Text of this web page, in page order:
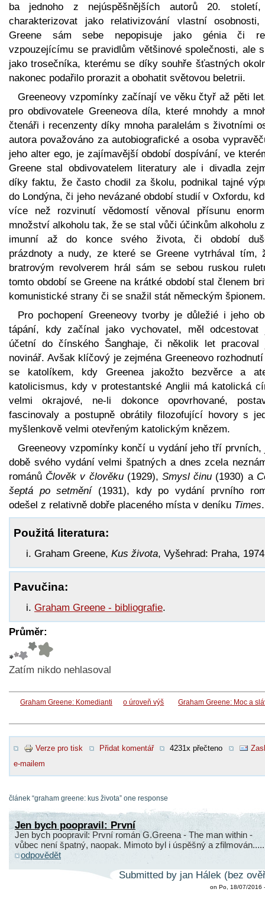
ba jednoho z nejúspěšnějších autorů 20.
charakterizovat jako relativizování vlastní
Greene sám sebe nepopisuje jako génia či
vzpouzejícímu se pravidlům většinové společnosti, ale
jako trosečníka, kterému se díky souhře šťastných
nakonec podařilo prorazit a obohatit světovou beletrii.
Greeneovy vzpomínky začínají ve věku čtyř až pěti
pro obdivovatele Greeneova díla, které mnohdy a
čtenáři i recenzenty díky mnoha paralelám s životními
autora považováno za autobiografické a osoba
jeho alter ego, je zajímavější období dospívání, ve
Greene stal obdivovatelem literatury ale i divadla
díky faktu, že často chodil za školu, podnikal tajné
do Londýna, či jeho nevázané období studií v Oxfordu,
více než rozvinutí vědomostí věnoval přísunu
množství alkoholu tak, že se stal vůči účinkům alkoholu
imunní až do konce svého života, či období
prázdnoty a nudy, ze které se Greene vytrhával tím,
bratrovým revolverem hrál sám se sebou ruskou
tomto období se Greene na krátké období stal členem
komunistické strany či se snažil stát německým špionem.
Pro pochopení Greeneovy tvorby je důležié i jeho
tápání, kdy začínal jako vychovatel, měl odcestovat
účetní do čínského Šanghaje, či několik let pracoval
novinář. Avšak klíčový je zejména Greeneovo
se katolíkem, kdy Greenea jakožto bezvěrce a
katolicismus, kdy v protestantské Anglii má katolická
velmi okrajové, ne-li dokonce opovrhované,
fascinovaly a postupně obrátily filozofující hovory s
myšlenkově velmi otevřeným katolickým knězem.
Greeneovy vzpomínky končí u vydání jeho tří prvních,
době svého vydání velmi špatných a dnes zcela
románů Člověk v člověku(1929),Smysl činu (1930) a
šeptá po setmění(1931), kdy po vydání prvního
odešel z relativně dobře placeného místa v deníku Times.
Použitá literatura:
Graham Greene, Kus života, Vyšehrad: Praha,
Pavučina:
Graham Greene - bibliografie.
Průměr:
Zatím nikdo nehlasoval
Graham Greene: Komedianti o úroveň výš Graham Greene: Moc a
Verze pro tisk Přidat komentář 4231x přečteno
e-mailem
článek “graham greene: kus života” one response
Jen bych poopravil: První
Jen bych poopravil: První román G.Greena - The man within -
vůbec není špatný, naopak. Mimoto byl i úspěšný a zfilmován.....
odpovědět
Submitted by jan Hálek (bez
on Po, 18/07/2016